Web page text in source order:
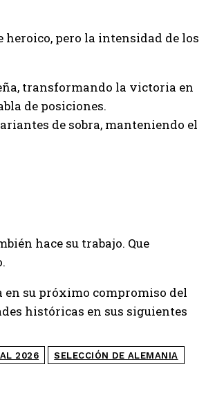
heroico, pero la intensidad de los
transformando la victoria en
de posiciones.
de sobra, manteniendo el
hace su trabajo. Que
en su próximo compromiso del
históricas en sus siguientes
2026
SELECCIÓN DE ALEMANIA